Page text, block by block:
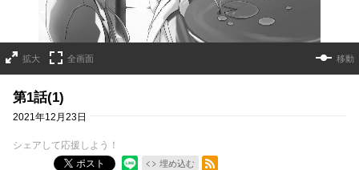
拡大 全画面 移動
第1話(1)
2021年12月23日
シェアして応援しよう！
ポスト
埋め込む
RSSフィード